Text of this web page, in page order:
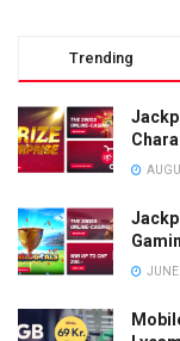
Trending
JUNE